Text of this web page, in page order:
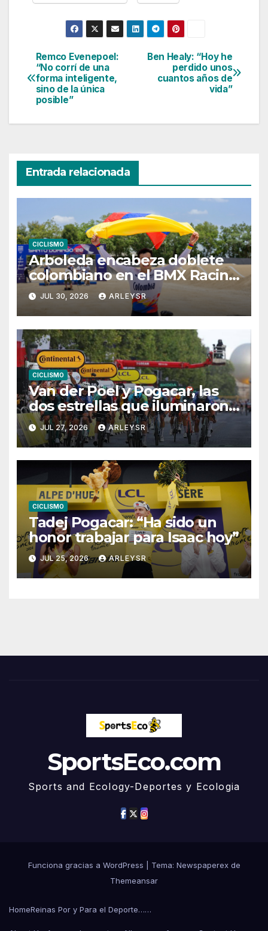
Navegación
de
entradas
Ben Healy: “Hoy he
perdido unos
cuantos años de
vida”
Remco Evenepoel:
“No corrí de una
forma inteligente,
sino de la única
posible”
Entrada relacionada
CICLISMO
Arboleda encabeza doblete
colombiano en el BMX Racing
masculino
JUL 30, 2026 ARLEYSR
CICLISMO
Van der Poel y Pogacar, las
dos estrellas que iluminaron
París
JUL 27, 2026 ARLEYSR
CICLISMO
Tadej Pogacar: “Ha sido un
honor trabajar para Isaac hoy”
JUL 25, 2026 ARLEYSR
SportsEco.com
Sports and Ecology-Deportes y Ecologia
Funciona gracias a WordPress
Tema: Newspaperex de
Themeansar
HomeReinas Por y Para el Deporte……